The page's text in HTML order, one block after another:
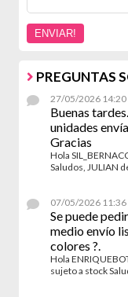
PREGUNTAS
27/05/2026 14:20
Buenas
unidades
Gracias
Hola
Saludos, JULIAN
07/05/2026 11:36
Se puede
medio envío
colores ?.
Hola
sujeto a stock